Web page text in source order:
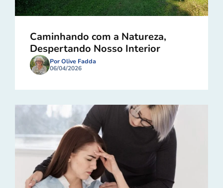
Caminhando com a Natureza,
Despertando Nosso Interior
Por Olive Fadda
06/04/2026